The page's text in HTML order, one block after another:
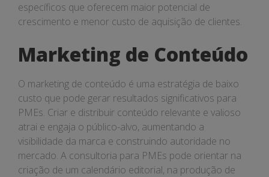
específicos que oferecem maior potencial de
crescimento e menor custo de aquisição de clientes.
Marketing de Conteúdo
O marketing de conteúdo é uma estratégia de baixo
custo que pode gerar resultados significativos para
PMEs. Criar e distribuir conteúdo relevante e valioso
atrai e engaja o público-alvo, aumentando a
visibilidade da marca e construindo autoridade no
mercado. A consultoria para PMEs pode orientar na
criação de um calendário editorial, na produção de